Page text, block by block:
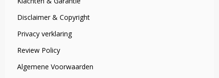
Disclaimer & Copyright
Privacy verklaring
Review Policy
Algemene Voorwaarden